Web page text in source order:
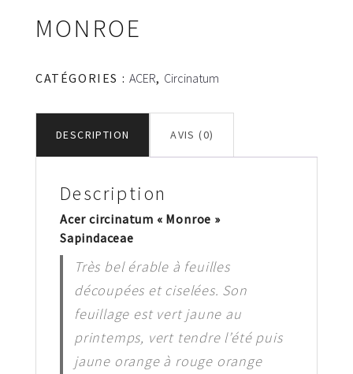
MONROE
CATÉGORIES : ACER, Circinatum
DESCRIPTION AVIS (0)
Description
Acer circinatum « Monroe »
Sapindaceae
Très bel érable à feuilles
découpées et ciselées. Son
feuillage est vert jaune au
printemps, vert tendre l’été puis
jaune orange à rouge orange